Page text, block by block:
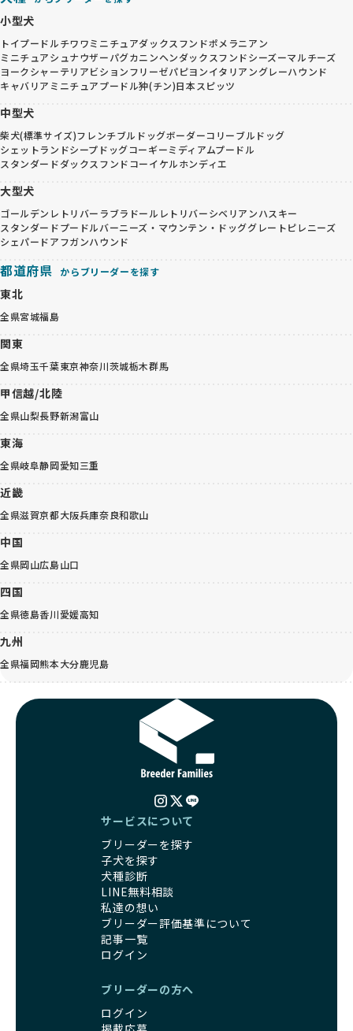
小型犬
トイプードルチワワミニチュアダックスフンドポメラニアン
ミニチュアシュナウザーパグカニンヘンダックスフンドシーズーマルチーズ
ヨークシャーテリアビションフリーゼパピヨンイタリアングレーハウンド
キャバリア ミニチュアプードル狆(チン)日本スピッツ
中型犬
柴犬(標準サイズ)フレンチブルドッグボーダーコリーブルドッグ
シェットランドシープドッグコーギーミディアムプードル
スタンダードダックスフンドコーイケルホンディエ
大型犬
ゴールデンレトリバー ラブラドールレトリバーシベリアンハスキー
スタンダードプードルバーニーズ・マウンテン・ドッググレートピレニーズ
シェパードアフガンハウンド
都道府県 からブリーダーを探す
東北
全県宮城福島
関東
全県埼玉千葉東京神奈川茨城栃木群馬
甲信越/北陸
全県山梨長野新潟富山
東海
全県岐阜静岡愛知三重
近畿
全県滋賀京都大阪兵庫奈良和歌山
中国
全県岡山広島山口
四国
全県徳島香川愛媛高知
九州
全県福岡熊本大分鹿児島
サービスについて
ブリーダーを探す
子犬を探す
犬種診断
LINE無料相談
私達の想い
ブリーダー評価基準について
記事一覧
ログイン
ブリーダーの方へ
ログイン